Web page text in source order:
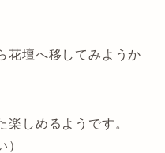
花壇へ移してみようか
しめるようです。
）